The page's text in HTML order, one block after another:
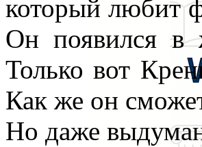
который любит
Он появился в
Только вот
Как же он
Но даже